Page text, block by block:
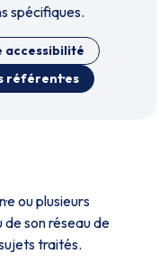
spécifiques.
accessibilité
référent·es
ou plusieurs
de son réseau de
traités.